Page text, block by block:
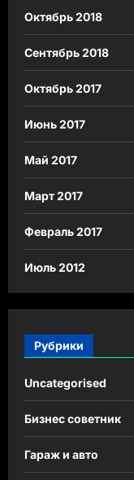
Октябрь 2018
Сентябрь 2018
Октябрь 2017
Июнь 2017
Май 2017
Март 2017
Февраль 2017
Июль 2012
Рубрики
Uncategorised
Бизнес советник
Гараж и авто